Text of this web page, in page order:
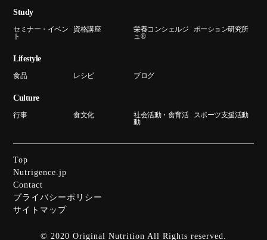
Study
セミナー・イベン
ト
資格講座
栄養コンシェルジ
ュ®
ポーション研究所
Lifestyle
食品 レシピ ブログ
Culture
行事 食文化
社会活動・食育活
動
スポーツ支援活動
Top
Nutrigence.jp
Contact
プライバシーポリシー
サイトマップ
© 2020 Original Nutrition All Rights reserved.